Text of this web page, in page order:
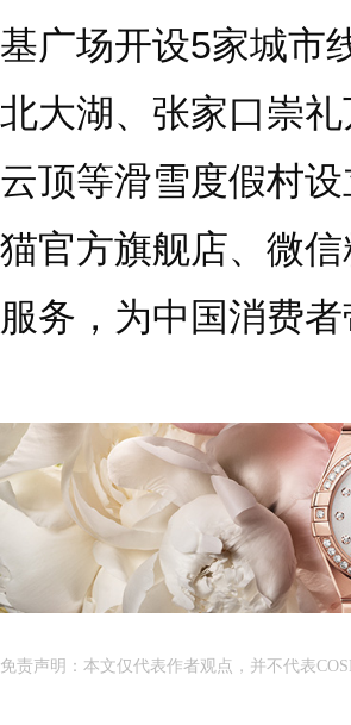
基广场开设5家城市
北大湖、张家口崇
云顶等滑雪度假村
猫官方旗舰店、微
服务，为中国消费
免责声明：本文仅代表作者观点，并不代表